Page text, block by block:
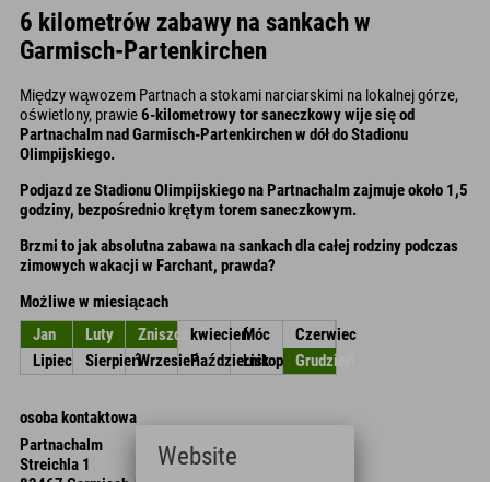
6 kilometrów zabawy na sankach w
Garmisch-Partenkirchen
Między wąwozem Partnach a stokami narciarskimi na lokalnej górze,
oświetlony, prawie6-kilometrowy tor saneczkowy wije się od
Partnachalmnad Garmisch-Partenkirchen w dół do Stadionu
Olimpijskiego.
Podjazd ze Stadionu Olimpijskiego na Partnachalm zajmuje około 1,5
godziny, bezpośrednio krętym torem saneczkowym.
Brzmi to jak absolutna zabawa na sankach dla całej rodziny podczas
zimowych wakacji w Farchant, prawda?
Możliwe w miesiącach
Jan
Luty ZniszczyćkwiecieńMóc
Czerwiec
Lipiec
SierpieńWrzesieńPaździernikListopadGrudzień
osoba kontaktowa
Partnachalm
Streichla 1
Website